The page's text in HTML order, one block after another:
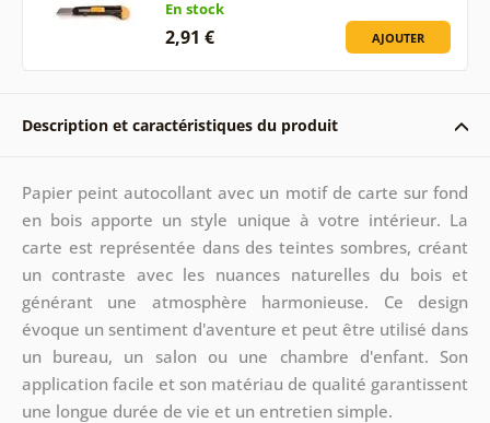
En stock
2,91 € AJOUTER
Description et caractéristiques du produit
Papier peint autocollant avec un motif de carte sur fond
en bois apporte un style unique à votre intérieur. La
carte est représentée dans des teintes sombres, créant
un contraste avec les nuances naturelles du bois et
générant une atmosphère harmonieuse. Ce design
évoque un sentiment d'aventure et peut être utilisé dans
un bureau, un salon ou une chambre d'enfant. Son
application facile et son matériau de qualité garantissent
une longue durée de vie et un entretien simple.